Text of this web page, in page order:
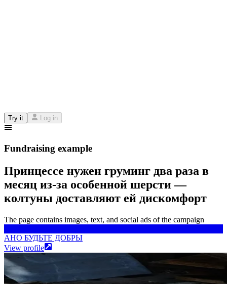
Try it Log in
Fundraising example
Принцессе нужен груминг два раза в
месяц из-за особенной шерсти —
колтуны доставляют ей дискомфорт
The page contains images, text, and social ads of the campaign
АНО БУДЬТЕ ДОБРЫ
View profile